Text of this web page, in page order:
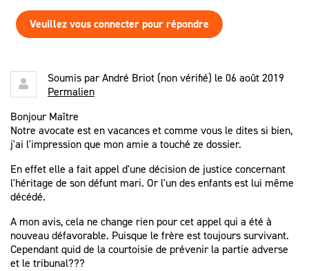
Veuillez vous connecter pour répondre
Soumis parAndré Briot (non vérifié) le 06 août 2019
Permalien
Bonjour Maître
Notre avocate est en vacances et comme vous le dites si bien,
j'ai l'impression que mon amie a touché ze dossier.
En effet elle a fait appel d'une décision de justice concernant
l'héritage de son défunt mari. Or l'un des enfants est lui même
décédé.
A mon avis, cela ne change rien pour cet appel qui a été à
nouveau défavorable. Puisque le frère est toujours survivant.
Cependant quid de la courtoisie de prévenir la partie adverse
et le tribunal???